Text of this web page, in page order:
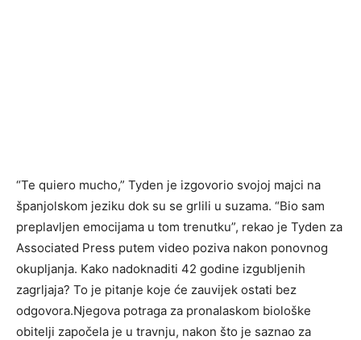
“Te quiero mucho,” Tyden je izgovorio svojoj majci na
španjolskom jeziku dok su se grlili u suzama. “Bio sam
preplavljen emocijama u tom trenutku”, rekao je Tyden za
Associated Press putem video poziva nakon ponovnog
okupljanja. Kako nadoknaditi 42 godine izgubljenih
zagrljaja? To je pitanje koje će zauvijek ostati bez
odgovora.Njegova potraga za pronalaskom biološke
obitelji započela je u travnju, nakon što je saznao za